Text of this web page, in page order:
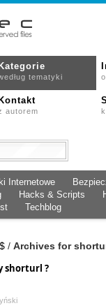
Kategorie
tematyki
Kontakt
autorem
Internetowe
Hacks & Scripts
Techblog
/ Archives for
shorturl ?